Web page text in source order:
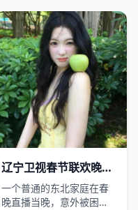
辽宁卫视春节联欢晚会
2024
一个普通的东北家庭在春
晚直播当晚，意外被困进